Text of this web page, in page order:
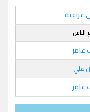
عراقية
الناس
علي